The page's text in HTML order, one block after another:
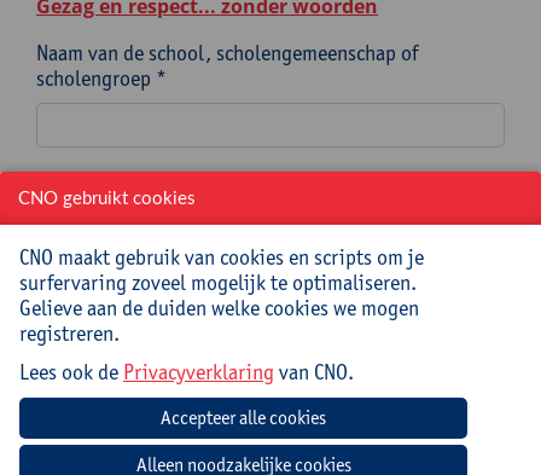
Gezag en respect... zonder woorden
Naam van de school, scholengemeenschap of
scholengroep *
Straat en nummer *
Postcode en gemeente *
CNO gebruikt cookies
CNO maakt gebruik van cookies en scripts om je
surfervaring zoveel mogelijk te optimaliseren.
Gelieve aan de duiden welke cookies we mogen
registreren.
Lees ook de Privacyverklaring van CNO.